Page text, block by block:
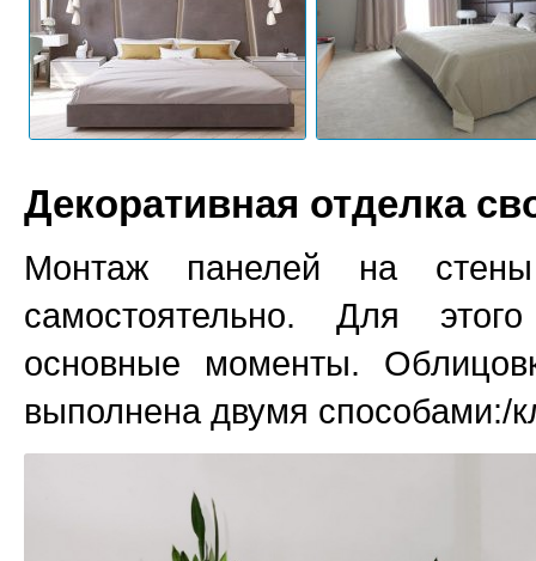
Декоративная отделка
Монтаж панелей на
самостоятельно. Для
основные моменты.
выполнена двумя способами:/